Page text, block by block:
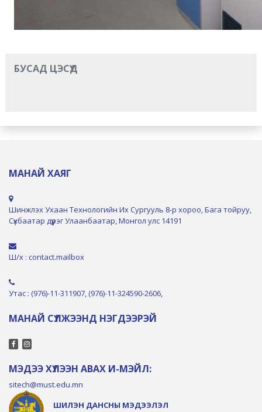
БУСАД ЦЭСҮҮД
МАНАЙ ХАЯГ
Шинжлэх Ухаан Технологийн Их Сургууль 8-р хороо, Бага тойруу,
Сүхбаатар дүүрэг Улаанбаатар, Монгол улс 14191
Ш/х : contact.mailbox
Утас : (976)-11-311907, (976)-11-324590-2606,
МАНАЙ СҮЛЖЭЭНД НЭГДЭЭРЭЙ
МЭДЭЭ ХҮЛЭЭН АВАХ И-МЭЙЛ:
sitech@must.edu.mn
ШИЛЭН ДАНСНЫ МЭДЭЭЛЭЛ